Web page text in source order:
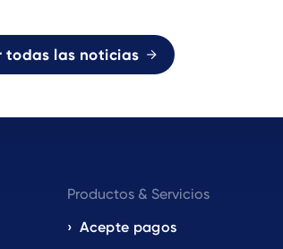
todas las noticias
Productos & Servicios
Acepte pagos